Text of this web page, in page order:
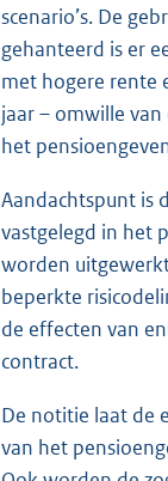
scenario’s. De
gehanteerd is er
met hogere rente
jaar – omwille
het
Aandachtspunt is
vastgelegd in het
worden
beperkte
de effecten van
contract.
De notitie laat de
van het